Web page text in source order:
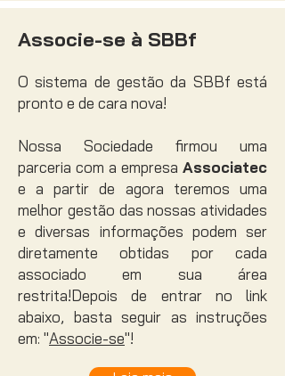
Associe-se à SBBf
O sistema de gestão da SBBf está
pronto e de cara nova!
Nossa Sociedade firmou uma
parceria com a empresa Associatec
e a partir de agora teremos uma
melhor gestão das nossas atividades
e diversas informações podem ser
diretamente obtidas por cada
associado em sua área
restrita!Depois de entrar no link
abaixo, basta seguir as instruções
em: "Associe-se"!